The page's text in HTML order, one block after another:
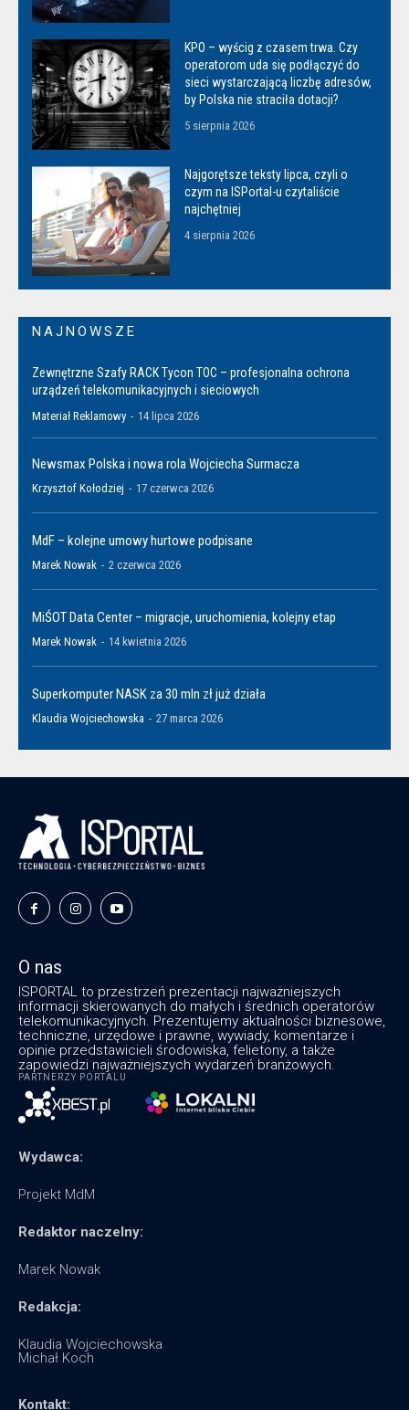
KPO – wyścig z czasem trwa. Czy
operatorom uda się podłączyć do
sieci wystarczającą liczbę adresów,
by Polska nie straciła dotacji?
5 sierpnia 2026
Najgorętsze teksty lipca, czyli o
czym na ISPortal-u czytaliście
najchętniej
4 sierpnia 2026
NAJNOWSZE
Zewnętrzne Szafy RACK Tycon TOC – profesjonalna ochrona
urządzeń telekomunikacyjnych i sieciowych
Materiał Reklamowy - 14 lipca 2026
Newsmax Polska i nowa rola Wojciecha Surmacza
Krzysztof Kołodziej - 17 czerwca 2026
MdF – kolejne umowy hurtowe podpisane
Marek Nowak - 2 czerwca 2026
MiŚOT Data Center – migracje, uruchomienia, kolejny etap
Marek Nowak - 14 kwietnia 2026
Superkomputer NASK za 30 mln zł już działa
Klaudia Wojciechowska - 27 marca 2026
O nas
ISPORTAL to przestrzeń prezentacji najważniejszych
informacji skierowanych do małych i średnich operatorów
telekomunikacyjnych. Prezentujemy aktualności biznesowe,
techniczne, urzędowe i prawne, wywiady, komentarze i
opinie przedstawicieli środowiska, felietony, a także
zapowiedzi najważniejszych wydarzeń branżowych.
PARTNERZY PORTALU
Wydawca:
Projekt MdM
Redaktor naczelny:
Marek Nowak
Redakcja:
Klaudia Wojciechowska
Michał Koch
Kontakt: